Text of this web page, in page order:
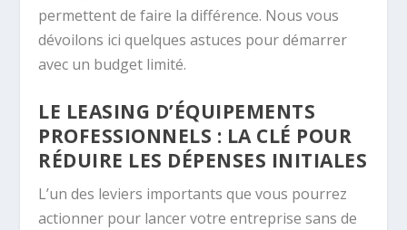
permettent de faire la différence. Nous vous
dévoilons ici quelques astuces pour démarrer
avec un budget limité.
LE LEASING D’ÉQUIPEMENTS
PROFESSIONNELS : LA CLÉ POUR
RÉDUIRE LES DÉPENSES INITIALES
L’un des leviers importants que vous pourrez
actionner pour lancer votre entreprise sans de